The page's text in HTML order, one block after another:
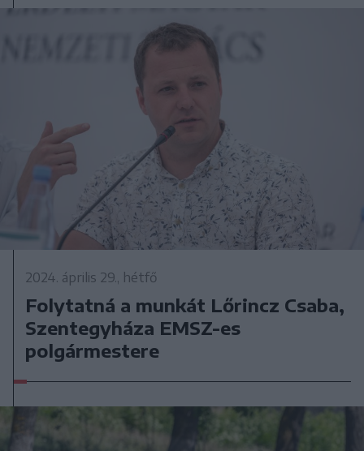
2024. április 29., hétfő
Folytatná a munkát Lőrincz Csaba,
Szentegyháza EMSZ-es
polgármestere